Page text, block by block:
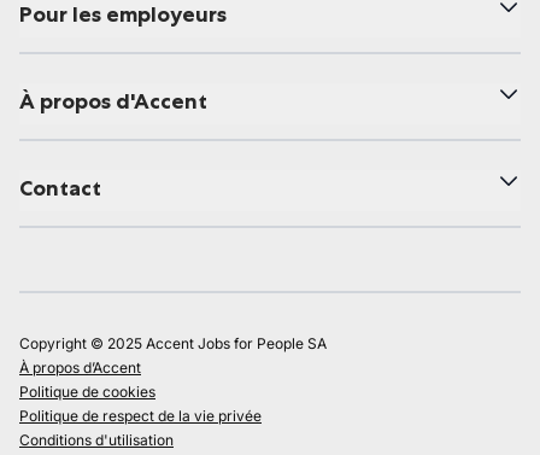
Pour les employeurs
À propos d'Accent
Contact
Copyright © 2025 Accent Jobs for People SA
À propos d’Accent
Politique de cookies
Politique de respect de la vie privée
Conditions d'utilisation